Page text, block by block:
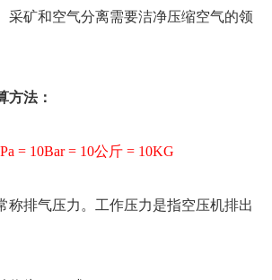
采矿和空气分离需要洁净压缩空气的领
方法：
= 10Bar = 10公斤 = 10KG
排气压力。工作压力是指空压机排出